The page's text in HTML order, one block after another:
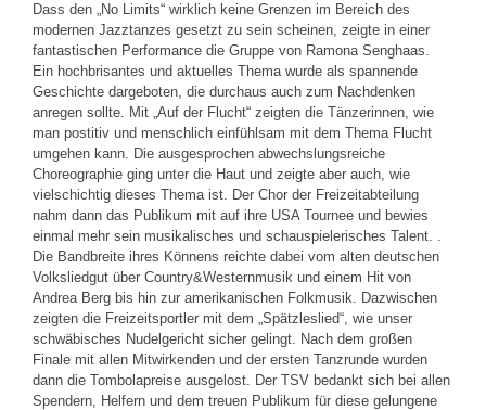
Dass den „No Limits“ wirklich keine Grenzen im Bereich des
modernen Jazztanzes gesetzt zu sein scheinen, zeigte in einer
fantastischen Performance die Gruppe von Ramona Senghaas.
Ein hochbrisantes und aktuelles Thema wurde als spannende
Geschichte dargeboten, die durchaus auch zum Nachdenken
anregen sollte. Mit „Auf der Flucht“ zeigten die Tänzerinnen, wie
man postitiv und menschlich einfühlsam mit dem Thema Flucht
umgehen kann. Die ausgesprochen abwechslungsreiche
Choreographie ging unter die Haut und zeigte aber auch, wie
vielschichtig dieses Thema ist. Der Chor der Freizeitabteilung
nahm dann das Publikum mit auf ihre USA Tournee und bewies
einmal mehr sein musikalisches und schauspielerisches Talent. .
Die Bandbreite ihres Könnens reichte dabei vom alten deutschen
Volksliedgut über Country&Westernmusik und einem Hit von
Andrea Berg bis hin zur amerikanischen Folkmusik. Dazwischen
zeigten die Freizeitsportler mit dem „Spätzleslied“, wie unser
schwäbisches Nudelgericht sicher gelingt. Nach dem großen
Finale mit allen Mitwirkenden und der ersten Tanzrunde wurden
dann die Tombolapreise ausgelost. Der TSV bedankt sich bei allen
Spendern, Helfern und dem treuen Publikum für diese gelungene